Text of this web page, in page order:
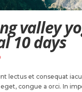
valley
10 days
lectus et consequat
congue a orci. In